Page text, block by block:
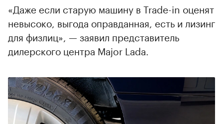
«Даже если старую машину в Trade-in оценят
невысоко, выгода оправданная, есть и лизинг
для физлиц», — заявил представитель
дилерского центра Major Lada.